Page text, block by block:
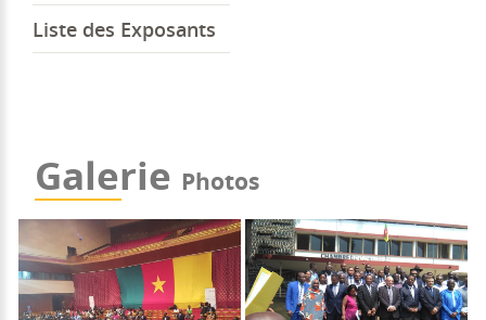
Liste des Exposants
Galerie Photos